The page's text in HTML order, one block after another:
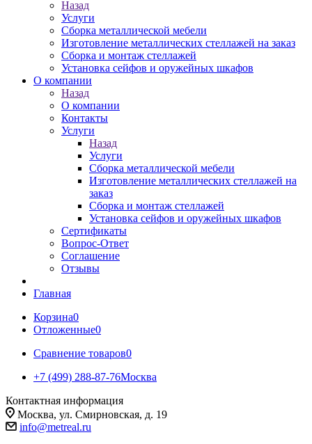
Назад
Услуги
Сборка металлической мебели
Изготовление металлических стеллажей на заказ
Сборка и монтаж стеллажей
Установка сейфов и оружейных шкафов
О компании
Назад
О компании
Контакты
Услуги
Назад
Услуги
Сборка металлической мебели
Изготовление металлических стеллажей на
заказ
Сборка и монтаж стеллажей
Установка сейфов и оружейных шкафов
Сертификаты
Вопрос-Ответ
Соглашение
Отзывы
Главная
Корзина0
Отложенные0
Сравнение товаров0
+7 (499) 288-87-76Москва
Контактная информация
Москва, ул. Смирновская, д. 19
info@metreal.ru